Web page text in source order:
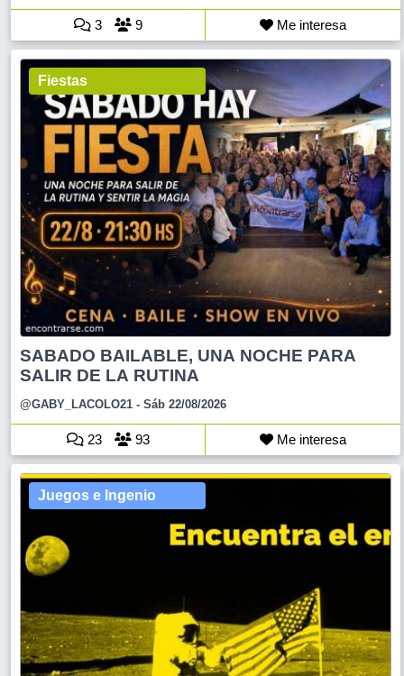
3 9 Me interesa
Fiestas
SABADO BAILABLE, UNA NOCHE PARA
SALIR DE LA RUTINA
@GABY_LACOLO21 - Sáb 22/08/2026
23 93 Me interesa
Juegos e Ingenio